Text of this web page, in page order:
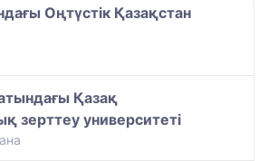
Оңтүстік Қазақстан
Қазақ
зерттеу университеті